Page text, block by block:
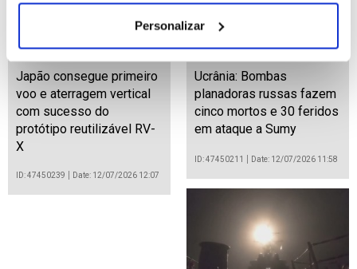
Personalizar
Japão consegue primeiro
voo e aterragem vertical
com sucesso do
protótipo reutilizável RV-
X
ID: 47450239 Date: 12/07/2026 12:07
Ucrânia: Bombas
planadoras russas fazem
cinco mortos e 30 feridos
em ataque a Sumy
ID: 47450211 Date: 12/07/2026 11:58